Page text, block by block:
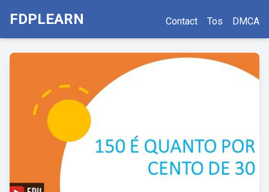
FDPLEARN Contact Tos DMCA